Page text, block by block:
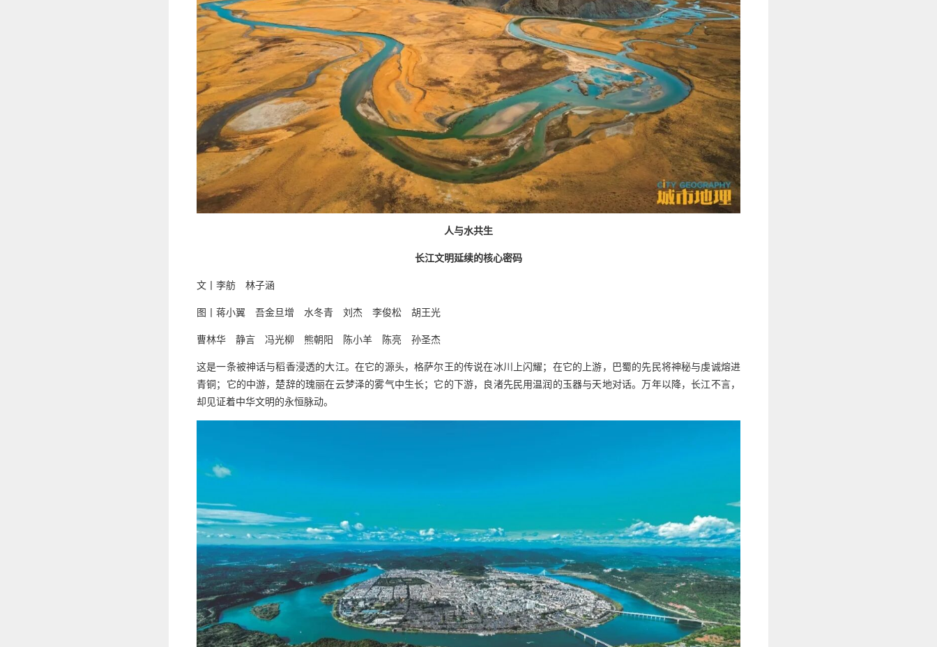
人与水共生
长江文明延续的核心密码
文丨李舫 林子涵
图丨蒋小翼 吾金旦增 水冬青 刘杰 李俊松 胡王光
曹林华 静言 冯光柳 熊朝阳 陈小羊 陈亮 孙圣杰
这是一条被神话与稻香浸透的大江。在它的源头，格萨尔王的传说在冰川上闪耀；在它的上游，巴蜀的先民将神秘与虔诚熔进
青铜；它的中游，楚辞的瑰丽在云梦泽的雾气中生长；它的下游，良渚先民用温润的玉器与天地对话。万年以降，长江不言，
却见证着中华文明的永恒脉动。